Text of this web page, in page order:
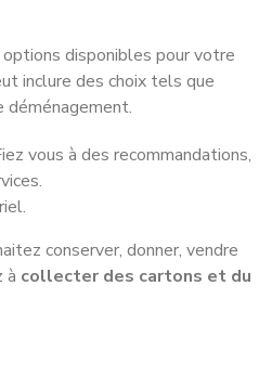
disponibles pour votre
inclure des choix tels que
déménagement.
vous à des recommandations,
conserver, donner, vendre
à collecter des cartons et du